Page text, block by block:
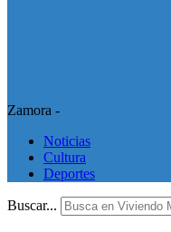
Zamora -
Noticias
Cultura
Deportes
Buscar...